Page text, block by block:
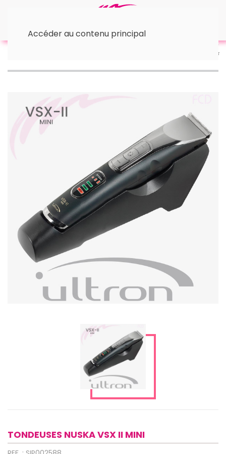
Accéder au contenu principal
TONDEUSES NUSKA VSX II MINI